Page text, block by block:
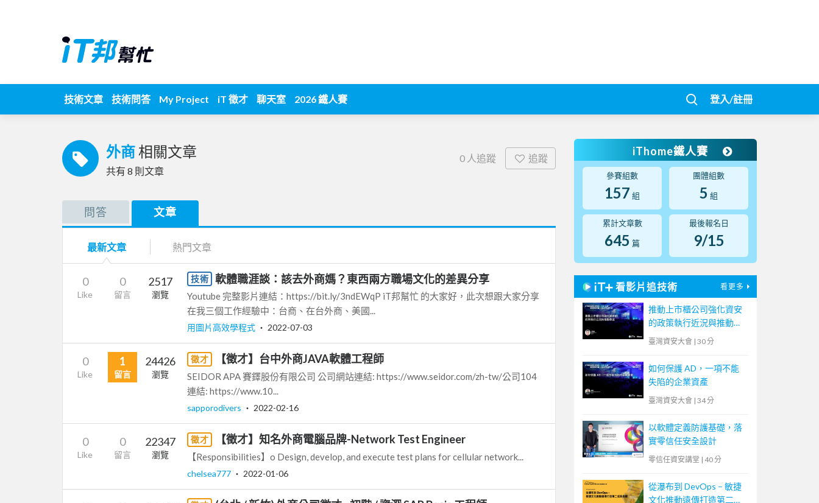
技術文章 技術問答 My Project iT 徵才 聊天室 2026 鐵人賽 登入/註冊
外商 相關文章
共有 8 則文章
0 人追蹤 追蹤
問答 文章
最新文章 熱門文章
0
Like
0
留言
2517
瀏覽
技術 軟體職涯談：該去外商媽？東西兩方職場文化的差異分享
Youtube 完整影片連結：https://bit.ly/3ndEWqP iT邦幫忙 的大家好，此次想跟大家分享
在我三個工作經驗中：台商、在台外商、美國...
用圖片高效學程式 ‧ 2022-07-03
0
Like
1
留言
24426
瀏覽
徵才 【徵才】台中外商JAVA軟體工程師
SEIDOR APA 賽鐸股份有限公司 公司網站連結: https://www.seidor.com/zh-tw/公司104
連結: https://www.10...
sapporodivers ‧ 2022-02-16
0
Like
0
留言
22347
瀏覽
徵才 【徵才】知名外商電腦品牌-Network Test Engineer
【Responsibilities】o Design, develop, and execute test plans for cellular network...
chelsea777 ‧ 2022-01-06
iThome鐵人賽
參賽組數
157 組
團體組數
5 組
累計文章數
645 篇
最後報名日
9/15
看影片追技術 看更多
推動上市櫃公司強化資安
的政策執行近況與推動事
宜
臺灣資安大會 | 30 分
如何保護 AD，一項不能
失陷的企業資產
臺灣資安大會 | 34 分
以軟體定義防護基礎，落
實零信任安全設計
零信任資安講堂 | 40 分
從瀑布到 DevOps – 敏捷
文化推動遠傳打造第二成